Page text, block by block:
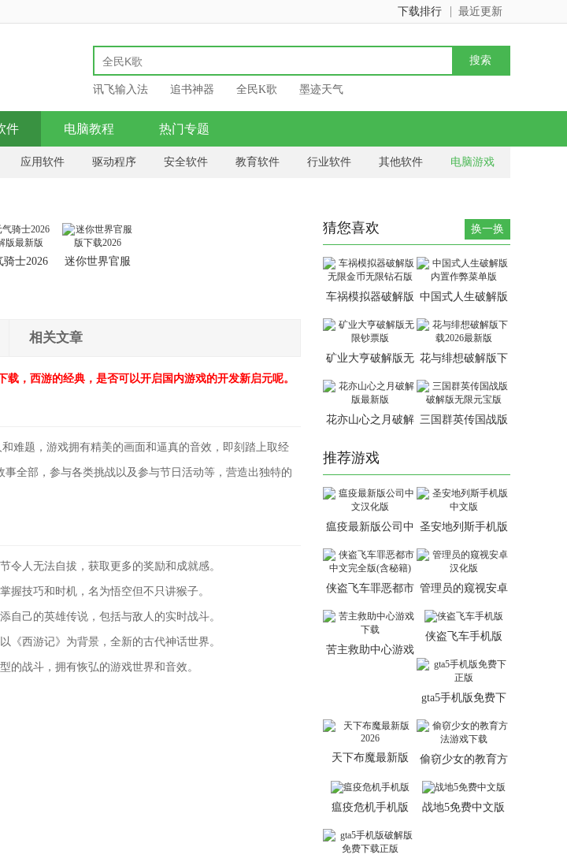
最近更新
下载排行
讯飞输入法 追书神器 全民K歌 墨迹天气
件 电脑教程 热门专题
应用软件 驱动程序 安全软件 教育软件 行业软件 其他软件 电脑游戏
骑士2026
迷你世界官服
相关文章
，西游的经典，是否可以开启国内游戏的开发新启元呢。
难题，游戏拥有精美的画面和逼真的音效，即刻踏上取经
全部，参与各类挑战以及参与节日活动等，营造出独特的
令人无法自拔，获取更多的奖励和成就感。
握技巧和时机，名为悟空但不只讲猴子。
自己的英雄传说，包括与敌人的实时战斗。
《西游记》为背景，全新的古代神话世界。
的战斗，拥有恢弘的游戏世界和音效。
猜您喜欢 换一换
车祸模拟器破解版
无限金币无限钻石
版
中国式人生破解版
内置作弊菜单版
矿业大亨破解版无 花与绯想破解版下
花亦山心之月破解 三国群英传国战版
推荐游戏
瘟疫最新版公司中 圣安地列斯手机版
侠盗飞车罪恶都市
中文完全版(含秘
籍)
管理员的窥视安卓
苦主救助中心游戏
侠盗飞车手机版
gta5手机版免费下
天下布魔最新版
偷窃少女的教育方
瘟疫危机手机版 战地5免费中文版